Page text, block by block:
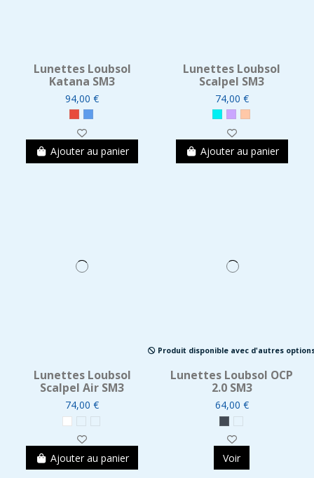
Lunettes Loubsol
Katana SM3
94,00 €
Ajouter au panier
Lunettes Loubsol
Scalpel SM3
74,00 €
Ajouter au panier
Lunettes Loubsol
Scalpel Air SM3
74,00 €
Ajouter au panier
Produit disponible avec d'autres
Lunettes Loubsol OCP
2.0 SM3
64,00 €
Voir